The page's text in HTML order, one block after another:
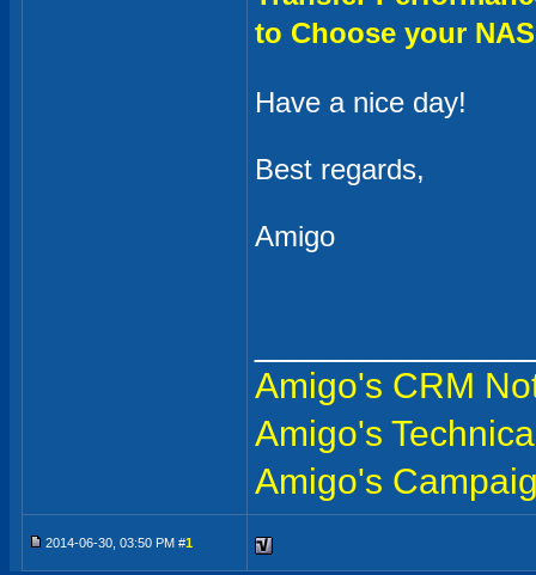
to Choose your NAS
Have a nice day!
Best regards,
Amigo
Amigo's CRM
Amigo's
Amigo's
2014-06-30, 03:50 PM #1